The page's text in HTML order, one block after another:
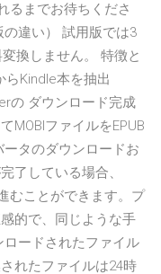
るまでお待ちくださ
違い） 試用版では3
換しません。 特徴と
らKindle本を抽出
の ダウンロード完成
MOBIファイルをEPUB
タのダウンロードお
了している場合、
むことができます。プ
的で、同じような手
ードされたファイル
れたファイルは24時